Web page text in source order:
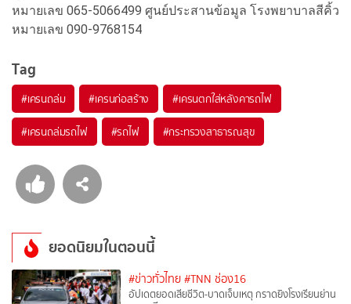
หมายเลข 065-5066499 ศูนย์ประสานข้อมูล โรงพยาบาลสีคิ้ว
หมายเลข 090-9768154
Tag
#เครนถล่ม #เครนก่อสร้าง #เครนตกใส่หลังคารถไฟ
#เครนถล่มรถไฟ #รถไฟ #กระทรวงสาธารณสุข
ยอดนิยมในตอนนี้
#ข่าวทั่วไทย #TNN ช่อง16
อัปเดตยอดเสียชีวิต-บาดเจ็บเหตุ กราดยิงโรงเรียนย่าน